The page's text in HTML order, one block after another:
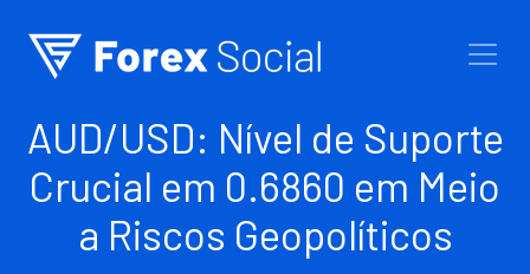
AUD/USD: Nível de Suporte
Crucial em 0.6860 em Meio
a Riscos Geopolíticos